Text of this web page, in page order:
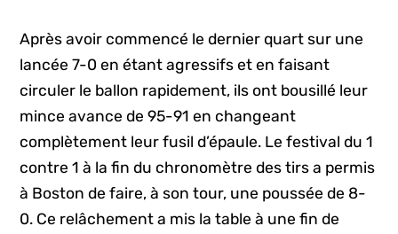
Après avoir commencé le dernier quart sur une
lancée 7-0 en étant agressifs et en faisant
circuler le ballon rapidement, ils ont bousillé leur
mince avance de 95-91 en changeant
complètement leur fusil d’épaule. Le festival du 1
contre 1 à la fin du chronomètre des tirs a permis
à Boston de faire, à son tour, une poussée de 8-
0. Ce relâchement a mis la table à une fin de